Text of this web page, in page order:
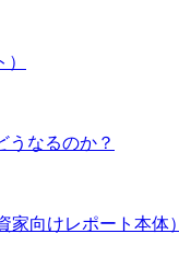
うなるのか？
向けレポート本体）